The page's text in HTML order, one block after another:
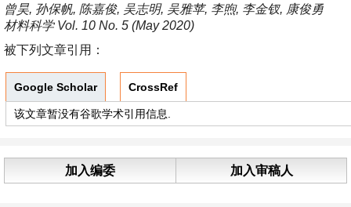
曾昊, 孙保帆, 陈嘉俊, 吴志明, 吴雅苹, 李煦, 李金钗, 康俊勇
材料科学 Vol. 10 No. 5 (May 2020)
被下列文章引用：
Google Scholar CrossRef
该文章暂没有谷歌学术引用信息.
加入编委 加入审稿人